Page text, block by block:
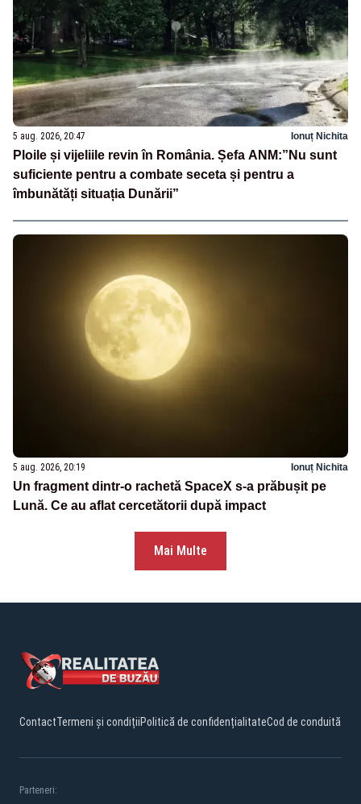
5 aug. 2026, 20:47 Ionuț Nichita
Ploile și vijeliile revin în România. Șefa ANM:”Nu sunt
suficiente pentru a combate seceta și pentru a
îmbunătăți situația Dunării”
5 aug. 2026, 20:19 Ionuț Nichita
Un fragment dintr-o rachetă SpaceX s-a prăbușit pe
Lună. Ce au aflat cercetătorii după impact
Mai Multe
ContactTermeni și condițiiPolitică de confidențialitateCod de conduită
Parteneri: